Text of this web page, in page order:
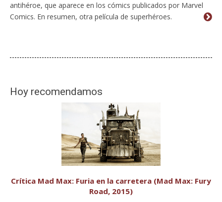
antihéroe, que aparece en los cómics publicados por Marvel
Comics. En resumen, otra película de superhéroes.
Hoy recomendamos
Crítica Mad Max: Furia en la carretera (Mad Max: Fury
Road, 2015)